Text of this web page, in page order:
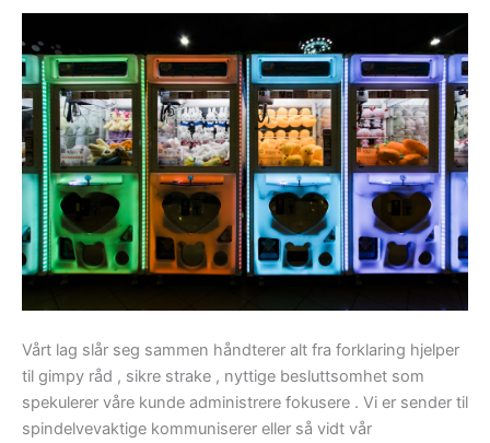
Vårt lag slår seg sammen håndterer alt fra forklaring hjelper
til gimpy råd , sikre strake , nyttige besluttsomhet som
spekulerer våre kunde administrere fokusere . Vi er sender til
spindelvevaktige kommuniserer eller så vidt vår